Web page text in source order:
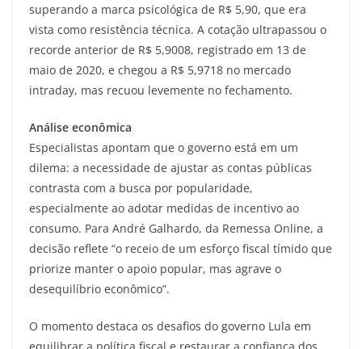
superando a marca psicológica de R$ 5,90, que era
vista como resistência técnica. A cotação ultrapassou o
recorde anterior de R$ 5,9008, registrado em 13 de
maio de 2020, e chegou a R$ 5,9718 no mercado
intraday, mas recuou levemente no fechamento.
Análise econômica
Especialistas apontam que o governo está em um
dilema: a necessidade de ajustar as contas públicas
contrasta com a busca por popularidade,
especialmente ao adotar medidas de incentivo ao
consumo. Para André Galhardo, da Remessa Online, a
decisão reflete “o receio de um esforço fiscal tímido que
priorize manter o apoio popular, mas agrave o
desequilíbrio econômico”.
O momento destaca os desafios do governo Lula em
equilibrar a política fiscal e restaurar a confiança dos